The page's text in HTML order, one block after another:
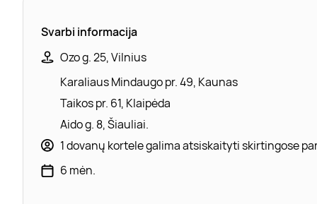
Svarbi informacija
Ozo g. 25, Vilnius
Karaliaus Mindaugo pr. 49, Kaunas
Taikos pr. 61, Klaipėda
Aido g. 8, Šiauliai.
1 dovanų kortele galima atsiskaityti skirtingose
6 mėn.